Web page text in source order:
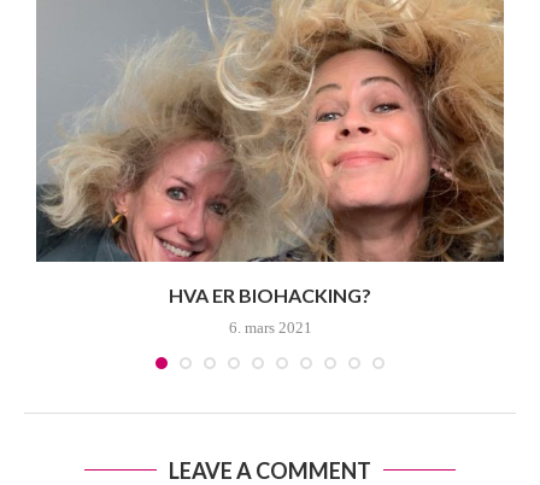
HVA ER BIOHACKING?
6. mars 2021
LEAVE A COMMENT